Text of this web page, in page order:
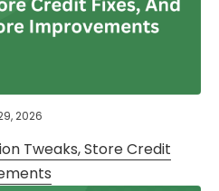
2026
Tweaks, Store Credit